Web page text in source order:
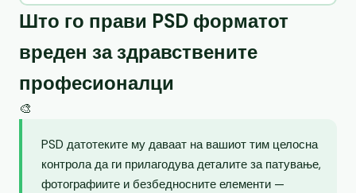
Што го прави PSD форматот
вреден за здравствените
професионалци
🎨
PSD датотеките му даваат на вашиот тим целосна
контрола да ги прилагодува деталите за патување,
фотографиите и безбедносните елементи —